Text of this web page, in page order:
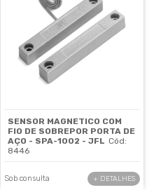
SENSOR MAGNETICO COM
FIO DE SOBREPOR PORTA DE
AÇO - SPA-1002 - JFL Cód:
8446
Sob consulta + DETALHES